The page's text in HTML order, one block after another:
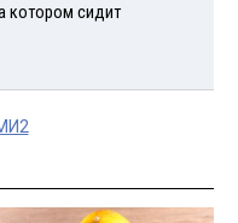
котором сидит